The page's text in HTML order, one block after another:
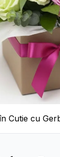
Cutie cu